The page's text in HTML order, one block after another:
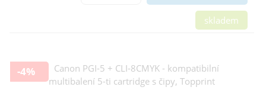
skladem
-4%